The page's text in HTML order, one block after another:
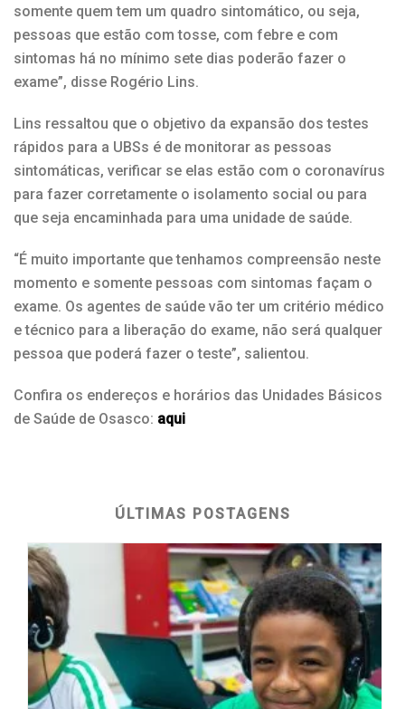
somente quem tem um quadro sintomático, ou seja,
pessoas que estão com tosse, com febre e com
sintomas há no mínimo sete dias poderão fazer o
exame”, disse Rogério Lins.
Lins ressaltou que o objetivo da expansão dos testes
rápidos para a UBSs é de monitorar as pessoas
sintomáticas, verificar se elas estão com o coronavírus
para fazer corretamente o isolamento social ou para
que seja encaminhada para uma unidade de saúde.
“É muito importante que tenhamos compreensão neste
momento e somente pessoas com sintomas façam o
exame. Os agentes de saúde vão ter um critério médico
e técnico para a liberação do exame, não será qualquer
pessoa que poderá fazer o teste”, salientou.
Confira os endereços e horários das Unidades Básicos
de Saúde de Osasco: aqui
ÚLTIMAS POSTAGENS